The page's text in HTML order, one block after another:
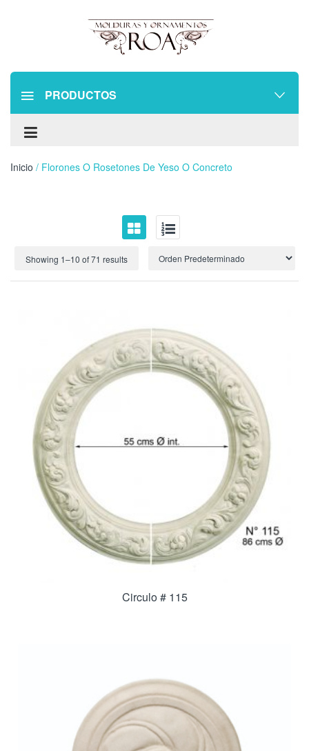
PRODUCTOS
Inicio / Florones O Rosetones De Yeso O Concreto
Showing 1–10 of 71 results
Circulo # 115